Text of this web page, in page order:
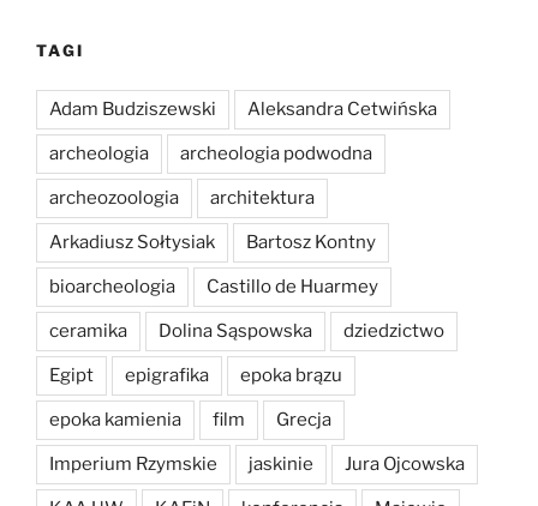
TAGI
Adam Budziszewski Aleksandra Cetwińska
archeologia archeologia podwodna
archeozoologia architektura
Arkadiusz Sołtysiak Bartosz Kontny
bioarcheologia Castillo de Huarmey
ceramika Dolina Sąspowska dziedzictwo
Egipt epigrafika epoka brązu
epoka kamienia film Grecja
Imperium Rzymskie jaskinie Jura Ojcowska